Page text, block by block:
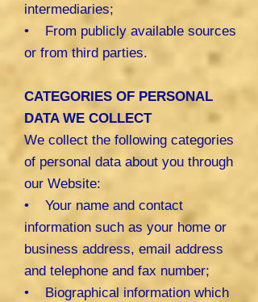
intermediaries;
• From publicly available sources
or from third parties.
CATEGORIES OF PERSONAL
DATA WE COLLECT
We collect the following categories
of personal data about you through
our Website:
• Your name and contact
information such as your home or
business address, email address
and telephone and fax number;
• Biographical information which